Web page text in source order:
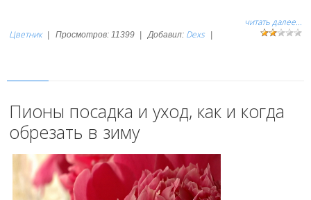
читать далее...
Цветник
Просмотров: 11399 Добавил: Dexs
Пионы посадка и уход, как и когда
обрезать в зиму